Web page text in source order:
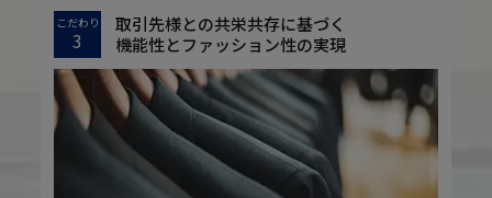
こだわり
3
取引先様との共栄共存に基づく
機能性とファッション性の実現